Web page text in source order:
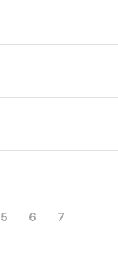
5 6 7
남 창원시 성산구 상남동 7-4)